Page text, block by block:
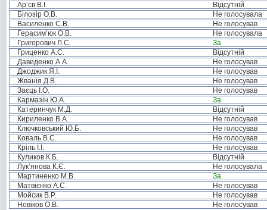
Ар’єв В.І.
Відсутній
Білозір О.В.
Не голосувала
Василенко С.В.
Не голосував
Герасим’юк О.В.
Не голосувала
Григорович Л.С.
За
Гриценко А.С.
Відсутній
Давиденко А.А.
Не голосував
Джоджик Я.І.
Не голосував
Жванія Д.В.
Не голосував
Заєць І.О.
Не голосував
Кармазін Ю.А.
За
Катеринчук М.Д.
Відсутній
Кириленко В.А.
Не голосував
Ключковський Ю.Б.
Не голосував
Коваль В.С.
Не голосував
Кріль І.І.
Не голосував
Куликов К.Б.
Відсутній
Лук’янова К.Є.
Не голосувала
Мартиненко М.В.
За
Матвієнко А.С.
Не голосував
Мойсик В.Р.
Не голосував
Новіков О.В.
Не голосував